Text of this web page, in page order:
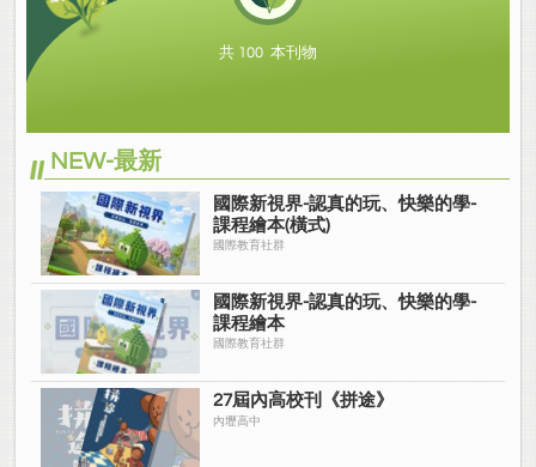
共 100 本刊物
NEW-最新
國際新視界-認真的玩、快樂的學-
課程繪本(橫式)
國際教育社群
國際新視界-認真的玩、快樂的學-
課程繪本
國際教育社群
27屆內高校刊《拼途》
內壢高中